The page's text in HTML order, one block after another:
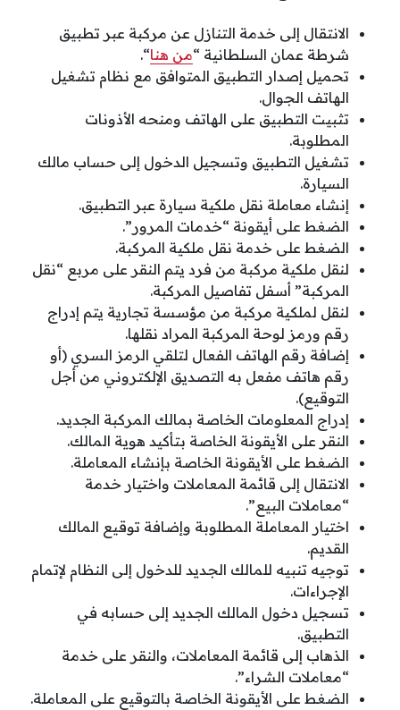
الانتقال إلى خدمة التنازل عن مركبة عبر تطبيق
شرطة عمان ‏السلطانية “من هنا“.
تحميل إصدار التطبيق المتوافق مع نظام تشغيل
الهاتف الجوال.
تثبيت التطبيق على الهاتف ومنحه الأذونات
المطلوبة.
تشغيل التطبيق وتسجيل الدخول إلى حساب مالك
السيارة.
إنشاء معاملة نقل ملكية سيارة عبر التطبيق.
الضغط على أيقونة “خدمات المرور”.
الضغط على خدمة نقل ملكية المركبة.
لنقل ملكية مركبة من فرد يتم النقر على مربع “نقل
المركبة” أسفل تفاصيل المركبة.
لنقل لملكية مركبة من مؤسسة تجارية يتم إدراج
رقم ورمز لوحة المركبة المراد نقلها.
إضافة رقم الهاتف الفعال لتلقي الرمز السري (أو
رقم هاتف مفعل به التصديق الإلكتروني من أجل
التوقيع).
إدراج المعلومات الخاصة بمالك المركبة الجديد.
النقر على الأيقونة الخاصة بتأكيد هوية المالك.
الضغط على الأيقونة الخاصة بإنشاء المعاملة.
الانتقال إلى قائمة المعاملات واختيار خدمة
“معاملات البيع”.
اختيار المعاملة المطلوبة وإضافة توقيع المالك
القديم.
توجيه تنبيه للمالك الجديد للدخول إلى النظام لإتمام
الإجراءات.
تسجيل دخول المالك الجديد إلى حسابه في
التطبيق.
الذهاب إلى قائمة المعاملات، والنقر على خدمة
“معاملات الشراء”.
الضغط على الأيقونة الخاصة بالتوقيع على المعاملة.